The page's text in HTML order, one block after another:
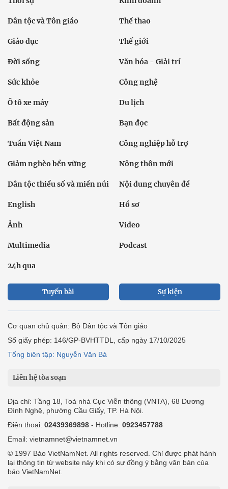
Dân tộc và Tôn giáo Thể thao
Giáo dục Thế giới
Đời sống Văn hóa - Giải trí
Sức khỏe Công nghệ
Ô tô xe máy Du lịch
Bất động sản Bạn đọc
Tuần Việt Nam Công nghiệp hỗ trợ
Giảm nghèo bền vững Nông thôn mới
Dân tộc thiểu số và miền núi Nội dung chuyên đề
English Hồ sơ
Ảnh Video
Multimedia Podcast
24h qua
Tuyến bài Sự kiện
Cơ quan chủ quản: Bộ Dân tộc và Tôn giáo
Số giấy phép: 146/GP-BVHTTDL, cấp ngày 17/10/2025
Tổng biên tập: Nguyễn Văn Bá
Liên hệ tòa soạn
Địa chỉ: Tầng 18, Toà nhà Cục Viễn thông (VNTA), 68 Dương
Đình Nghệ, phường Cầu Giấy, TP. Hà Nội.
Điện thoại: 02439369898 - Hotline: 0923457788
Email: vietnamnet@vietnamnet.vn
© 1997 Báo VietNamNet. All rights reserved. Chỉ được phát hành
lại thông tin từ website này khi có sự đồng ý bằng văn bản của
báo VietNamNet.